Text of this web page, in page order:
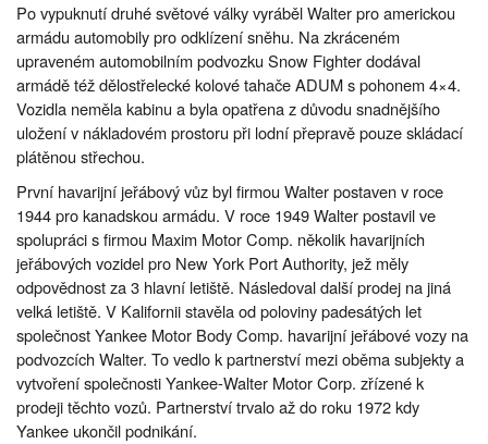
Po vypuknutí druhé světové války vyráběl Walter pro americkou
armádu automobily pro odklízení sněhu. Na zkráceném
upraveném automobilním podvozku Snow Fighter dodával
armádě též dělostřelecké kolové tahače ADUM s pohonem 4×4.
Vozidla neměla kabinu a byla opatřena z důvodu snadnějšího
uložení v nákladovém prostoru při lodní přepravě pouze skládací
plátěnou střechou.
První havarijní jeřábový vůz byl firmou Walter postaven v roce
1944 pro kanadskou armádu. V roce 1949 Walter postavil ve
spolupráci s firmou Maxim Motor Comp. několik havarijních
jeřábových vozidel pro New York Port Authority, jež měly
odpovědnost za 3 hlavní letiště. Následoval další prodej na jiná
velká letiště. V Kalifornii stavěla od poloviny padesátých let
společnost Yankee Motor Body Comp. havarijní jeřábové vozy na
podvozcích Walter. To vedlo k partnerství mezi oběma subjekty a
vytvoření společnosti Yankee-Walter Motor Corp. zřízené k
prodeji těchto vozů. Partnerství trvalo až do roku 1972 kdy
Yankee ukončil podnikání.